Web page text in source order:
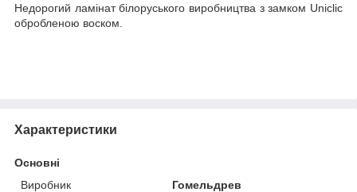
Недорогий ламінат білоруського виробництва з замком Uniclic
обробленою воском.
Характеристики
Основні
Виробник
Гомельдрев